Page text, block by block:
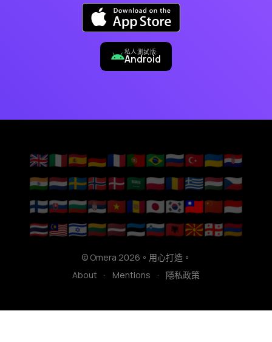
私人測試版:
Android
🇬🇧🇮🇹🇪🇸🇩🇪🇫🇷🇵🇹🇧🇷🇷🇺🇹🇷🇺🇦🇭🇷
🇮🇳🇳🇱🇸🇪🇳🇴🇩🇰🇸🇦🇵🇱🇷🇴🇬🇷🇭🇺🇨🇿
🇫🇮🇸🇰🇧🇬🇷🇸🇻🇳🇦🇩🇯🇵🇰🇷🇹🇼🇨🇳🇮🇩
🇹🇭🇲🇾🇮🇱🇱🇹🇱🇻🇪🇪🇸🇮🇦🇱🇲🇰🇬🇪🇦🇲
© Omera 2026。用心打造。
About
· Mentions · 隱私政策